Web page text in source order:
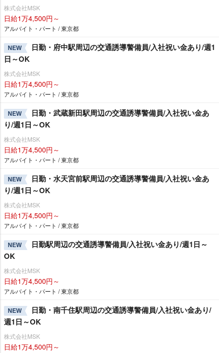
株式会社MSK
日給1万4,500円～
アルバイト・パート / 東京都
NEW
日勤・府中駅周辺の交通誘導警備員/入社祝い金あり/週1
日～OK
株式会社MSK
日給1万4,500円～
アルバイト・パート / 東京都
NEW
日勤・武蔵新田駅周辺の交通誘導警備員/入社祝い金あ
り/週1日～OK
株式会社MSK
日給1万4,500円～
アルバイト・パート / 東京都
NEW
日勤・水天宮前駅周辺の交通誘導警備員/入社祝い金あ
り/週1日～OK
株式会社MSK
日給1万4,500円～
アルバイト・パート / 東京都
NEW
日勤駅周辺の交通誘導警備員/入社祝い金あり/週1日～
OK
株式会社MSK
日給1万4,500円～
アルバイト・パート / 東京都
NEW
日勤・南千住駅周辺の交通誘導警備員/入社祝い金あり/
週1日～OK
株式会社MSK
日給1万4,500円～